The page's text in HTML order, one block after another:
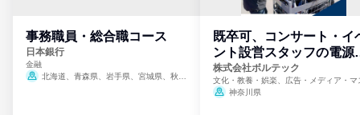
事務職員・総合職コース
日本銀行
金融
北海道、青森県、岩手県、宮城県、秋田
既卒可、コンサート・イ
ント設営スタッフの電源
門
株式会社ボルテック
文化・教養・娯楽、広告・メディア・マ
ミ、電力・ガス・水道・エネルギー
神奈川県